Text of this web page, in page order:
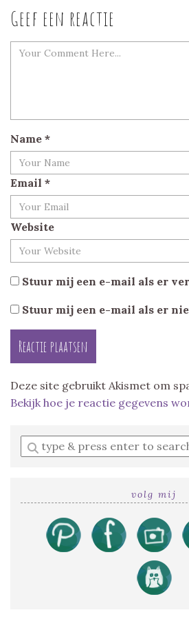
Geef een reactie
Name *
Email *
Website
Stuur mij een e-mail als er
Stuur mij een e-mail als er
Deze site gebruikt Akismet om
Bekijk hoe je reactie gegevens
Enter
a
volg mij